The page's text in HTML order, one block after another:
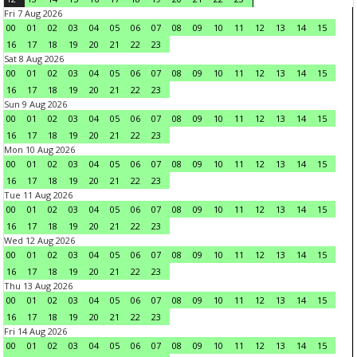
Fri 7 Aug 2026
00
01 02 03 04 05 06 07 08 09 10 11 12 13 14
15
16
17 18 19 20 21 22
23
Sat 8 Aug 2026
00
01 02 03 04 05 06 07 08 09 10 11 12 13 14
15
16
17 18 19 20 21 22
23
Sun 9 Aug 2026
00
01 02 03 04 05 06 07 08 09 10 11 12 13 14
15
16
17 18 19 20 21 22
23
Mon 10 Aug 2026
00
01 02 03 04 05 06 07 08 09 10 11 12 13 14
15
16
17 18 19 20 21 22
23
Tue 11 Aug 2026
00
01 02 03 04 05 06 07 08 09 10 11 12 13 14
15
16
17 18 19 20 21 22
23
Wed 12 Aug 2026
00
01 02 03 04 05 06 07 08 09 10 11 12 13 14
15
16
17 18 19 20 21 22
23
Thu 13 Aug 2026
00
01 02 03 04 05 06 07 08 09 10 11 12 13 14
15
16
17 18 19 20 21 22
23
Fri 14 Aug 2026
00
01 02 03 04 05 06 07 08 09 10 11 12 13 14
15